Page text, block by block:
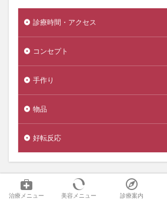
診療時間・アクセス
コンセプト
手作り
物品
好転反応
治療メニュー 美容メニュー 診療案内